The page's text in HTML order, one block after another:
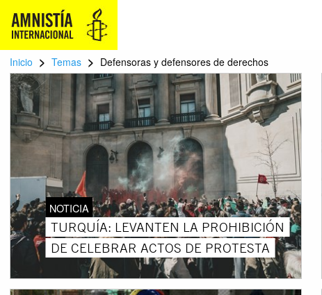
Inicio > Temas > Defensoras y defensores de derechos
NOTICIA
TURQUÍA: LEVANTEN LA PROHIBICIÓN
DE CELEBRAR ACTOS DE PROTESTA